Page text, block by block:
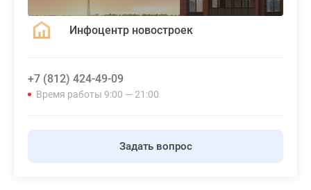
Инфоцентр новостроек
+7 (812) 424-49-09
Время работы 9:00 — 21:00
Задать вопрос